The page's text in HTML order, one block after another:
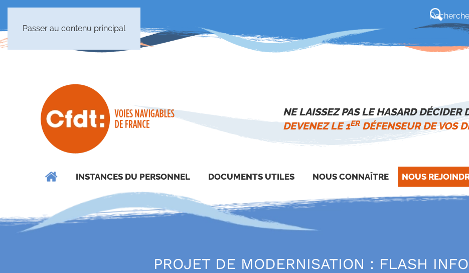
Passer au contenu principal
NE LAISSEZ PAS LE HASARD DÉCIDER
DEVENEZ LE 1ERDÉFENSEUR DE VOS
INSTANCES DU PERSONNEL DOCUMENTS UTILES NOUS CONNAÎTRE NOUS
PROJET DE MODERNISATION : FLASH